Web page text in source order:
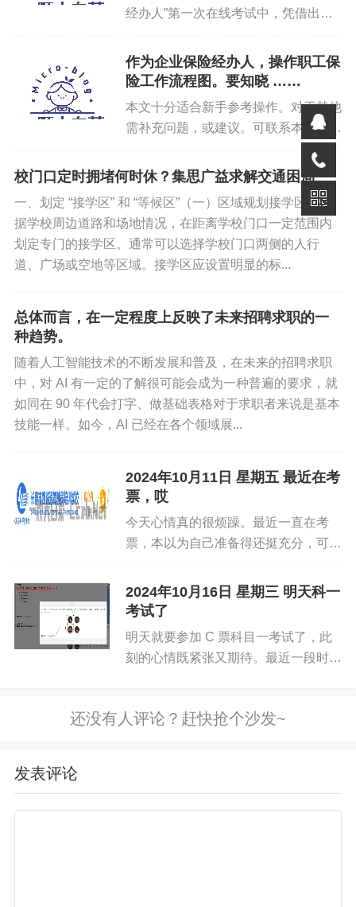
试线路1，2圈当天报考14号科三。
11月8号，全款拿下二手大众cc，办理过户手续中。
全款已付，二手大众 CC 。 不出意外 20号前就能下证了
这才是我的，图一是参考图。
经办人”第一次在线考试中，凭借出色
100 分。在职工保险业务经办知识方面
表现突出，完全符合“第一期...
作为企业保险经办人，操作职工保
险工作流程图。要知晓 ……
本文十分适合新手参考操作。对于其他
需补充问题，或建议。可联系本人。尚
环节有问题，处理哪个环节。带有
logo 标志的，均附有地址链接。点击
可查...
校门口定时拥堵何时休？集思广益求解交通困局
一、划定 “接学区” 和 “等候区”（一）区域规划接学区：根
据学校周边道路和场地情况，在距离学校门口一定范围内
划定专门的接学区。通常可以选择学校门口两侧的人行
道、广场或空地等区域。接学区应设置明显的标...
总体而言，在一定程度上反映了未来招聘求职的一
种趋势。
随着人工智能技术的不断发展和普及，在未来的招聘求职
中，对 AI 有一定的了解很可能会成为一种普遍的要求，就
如同在 90 年代会打字、做基础表格对于求职者来说是基本
技能一样。如今，AI 已经在各个领域展...
2024年10月11日 星期五 最近在考
票，哎
今天心情真的很烦躁。最近一直在考
票，本以为自己准备得还挺充分，可是
字上栽跟头。扣分的情况、限速的数
值、罚款的金额，它们就像一群小恶
些...
2024年10月16日 星期三 明天科一
考试了
明天就要参加 C 票科目一考试了，此
刻的心情既紧张又期待。最近一段时
那些交通法规、标志标线和安全常识，
发表评论